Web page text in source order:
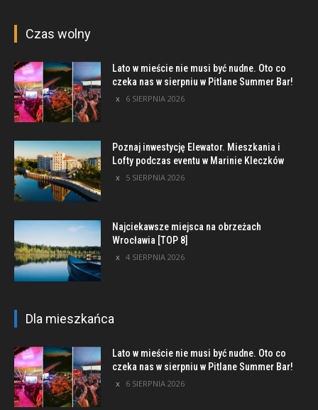
Czas wolny
Lato w mieście nie musi być nudne. Oto co
czeka nas w sierpniu w Pitlane Summer Bar!
6 SIERPNIA 2026
Poznaj inwestycję Elewator. Mieszkania i
Lofty podczas eventu w Marinie Kleczków
5 SIERPNIA 2026
Najciekawsze miejsca na obrzeżach
Wrocławia [TOP 8]
4 SIERPNIA 2026
Dla mieszkańca
Lato w mieście nie musi być nudne. Oto co
czeka nas w sierpniu w Pitlane Summer Bar!
6 SIERPNIA 2026